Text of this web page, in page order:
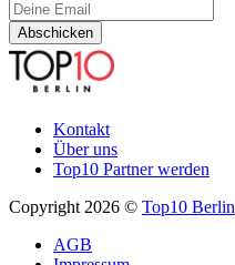
Abschicken
Kontakt
Über uns
Top10 Partner werden
Copyright 2026 © Top10 Berlin
AGB